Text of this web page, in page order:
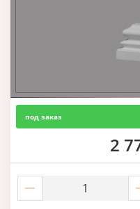
под заказ
2